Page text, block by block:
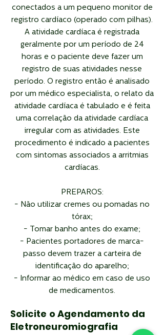
conectados a um pequeno monitor de
registro cardíaco (operado com pilhas).
A atividade cardíaca é registrada
geralmente por um período de 24
horas e o paciente deve fazer um
registro de suas atividades nesse
período. O registro então é analisado
por um médico especialista, o relato da
atividade cardíaca é tabulado e é feita
uma correlação da atividade cardíaca
irregular com as atividades. Este
procedimento é indicado a pacientes
com sintomas associados a arritmias
cardíacas.
PREPAROS:
- Não utilizar cremes ou pomadas no
tórax;
- Tomar banho antes do exame;
- Pacientes portadores de marca-
passo devem trazer a carteira de
identificação do aparelho;
- Informar ao médico em caso de uso
de medicamentos.
Solicite o Agendamento da
Eletroneuromiografia